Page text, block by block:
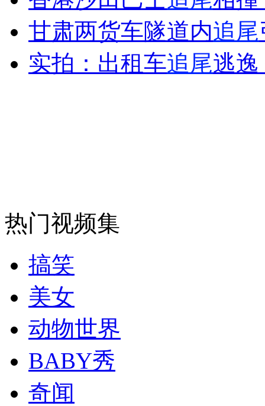
无痛分娩是否安全 医生回应
外交部：反对强权政治霸凌主义
走！跟着总书记去植树
消防员救轻生者
司机酒驾遇交警 急速倒车逃窜
甘肃两货车隧道内追尾
实拍：出租车追尾逃
热门视频集
搞笑
美女
动物世界
BABY秀
奇闻